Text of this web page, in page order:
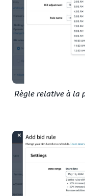
Règle relative à la